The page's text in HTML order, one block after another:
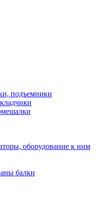
подъемники
оборудование к ним
балки